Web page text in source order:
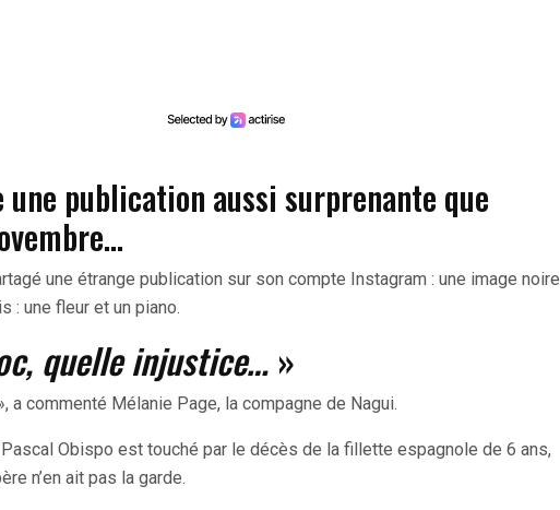
publication aussi surprenante que
une étrange publication sur son compte Instagram : une image noire
: une fleur et un piano.
quelle injustice… »
a commenté Mélanie Page, la compagne de Nagui.
Obispo est touché par le décès de la fillette espagnole de 6 ans,
n’en ait pas la garde.